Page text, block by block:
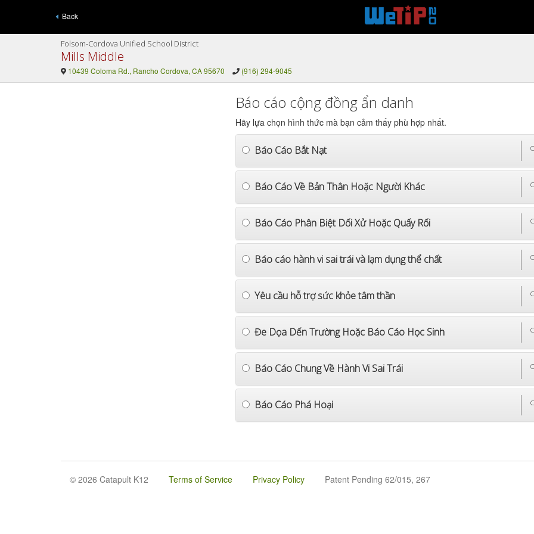
Back
Folsom-Cordova Unified School District
Mills Middle
10439 Coloma Rd., Rancho Cordova, CA 95670 (916) 294-9045
Báo cáo cộng đồng ẩn danh
Hãy lựa chọn hình thức mà bạn cảm thấy phù hợp nhất.
Báo Cáo Bắt Nạt
Báo Cáo Về Bản Thân Hoặc Người Khác
Báo Cáo Phân Biệt Dối Xử Hoặc Quấy Rối
Báo cáo hành vi sai trái và lạm dụng thể chất
Yêu cầu hỗ trợ sức khỏe tâm thần
Đe Dọa Dến Trường Hoặc Báo Cáo Học Sinh
Báo Cáo Chung Về Hành Vi Sai Trái
Báo Cáo Phá Hoại
© 2026 Catapult K12 Terms of Service Privacy Policy Patent Pending 62/015, 267